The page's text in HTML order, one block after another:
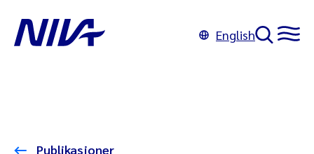
English
Publikasjoner